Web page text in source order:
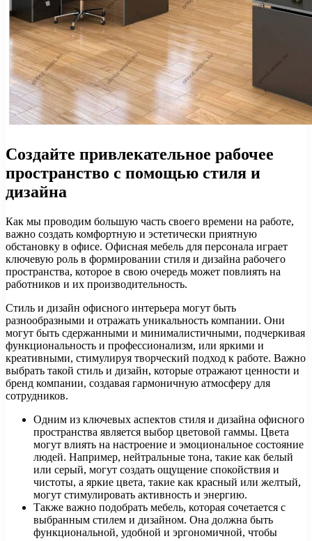
Создайте привлекательное рабочее
пространство с помощью стиля и
дизайна
Как мы проводим большую часть своего времени на работе,
важно создать комфортную и эстетически приятную
обстановку в офисе. Офисная мебель для персонала играет
ключевую роль в формировании стиля и дизайна рабочего
пространства, которое в свою очередь может повлиять на
работников и их производительность.
Стиль и дизайн офисного интерьера могут быть
разнообразными и отражать уникальность компании. Они
могут быть сдержанными и минималистичными, подчеркивая
функциональность и профессионализм, или яркими и
креативными, стимулируя творческий подход к работе. Важно
выбрать такой стиль и дизайн, которые отражают ценности и
бренд компании, создавая гармоничную атмосферу для
сотрудников.
Одним из ключевых аспектов стиля и дизайна офисного
пространства является выбор цветовой гаммы. Цвета
могут влиять на настроение и эмоциональное состояние
людей. Например, нейтральные тона, такие как белый
или серый, могут создать ощущение спокойствия и
чистоты, а яркие цвета, такие как красный или желтый,
могут стимулировать активность и энергию.
Также важно подобрать мебель, которая сочетается с
выбранным стилем и дизайном. Она должна быть
функциональной, удобной и эргономичной, чтобы